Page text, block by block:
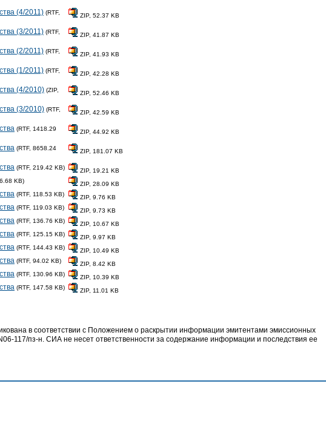
(4/2011) (RTF,
ZIP, 52.37 KB
(3/2011) (RTF,
ZIP, 41.87 KB
(2/2011) (RTF,
ZIP, 41.93 KB
(1/2011) (RTF,
ZIP, 42.28 KB
(4/2010) (ZIP,
ZIP, 52.46 KB
(3/2010) (RTF,
ZIP, 42.59 KB
(RTF, 1418.29
ZIP, 44.92 KB
(RTF, 8658.24
ZIP, 181.07 KB
(RTF, 219.42 KB) ZIP, 19.21 KB
KB) ZIP, 28.09 KB
(RTF, 118.53 KB) ZIP, 9.76 KB
(RTF, 119.03 KB) ZIP, 9.73 KB
(RTF, 136.76 KB) ZIP, 10.67 KB
(RTF, 125.15 KB) ZIP, 9.97 KB
(RTF, 144.43 KB) ZIP, 10.49 KB
(RTF, 94.02 KB) ZIP, 8.42 KB
(RTF, 130.96 KB) ZIP, 10.39 KB
(RTF, 147.58 KB) ZIP, 11.01 KB
в соответствии с Положением о раскрытии информации эмитентами эмиссионных
117/пз-н. СИА не несет ответственности за содержание информации и последствия ее